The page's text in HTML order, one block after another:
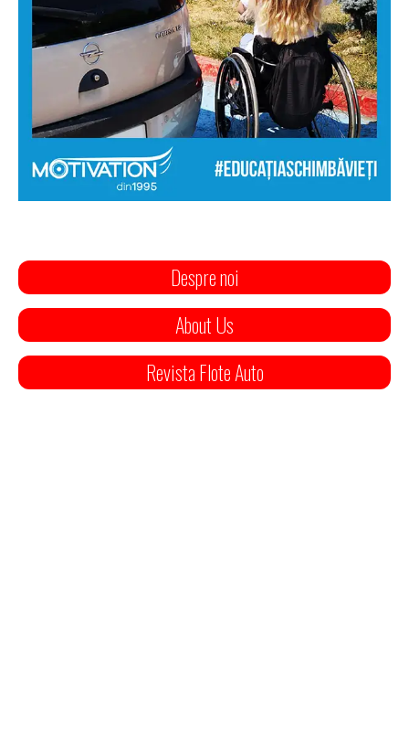
Despre noi
About Us
Revista Flote Auto